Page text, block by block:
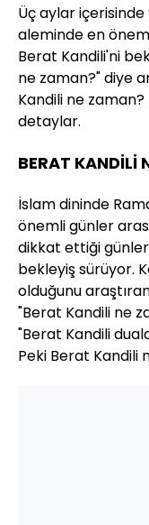
Üç aylar
aleminde en
Berat Kandili'ni
ne zaman?" diye
Kandili ne
detaylar.
BERAT KANDİLİ
İslam dininde
önemli günler
dikkat ettiği
bekleyiş sürüyor.
olduğunu
"Berat Kandili ne
"Berat Kandili
Peki Berat Kandili